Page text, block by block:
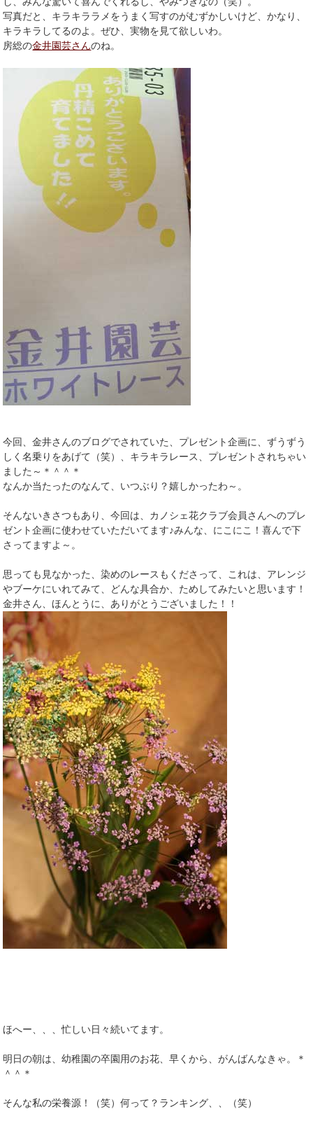
写真だと、キラキララメをうまく写すのがむずかしいけど、かなり、
キラキラしてるのよ。ぜひ、実物を見て欲しいわ。
房総の金井園芸さんのね。
今回、金井さんのブログでされていた、プレゼント企画に、ずうずう
しく名乗りをあげて（笑）、キラキラレース、プレゼントされちゃい
ました～＊＾＾＊
なんか当たったのなんて、いつぶり？嬉しかったわ～。
そんないきさつもあり、今回は、カノシェ花クラブ会員さんへのプレ
ゼント企画に使わせていただいてます♪みんな、にこにこ！喜んで下
さってますよ～。
思っても見なかった、染めのレースもくださって、これは、アレンジ
やブーケにいれてみて、どんな具合か、ためしてみたいと思います！
金井さん、ほんとうに、ありがとうございました！！
ほへー、、、忙しい日々続いてます。
明日の朝は、幼稚園の卒園用のお花、早くから、がんばんなきゃ。＊
＾＾＊
そんな私の栄養源！（笑）何って？ランキング、、（笑）